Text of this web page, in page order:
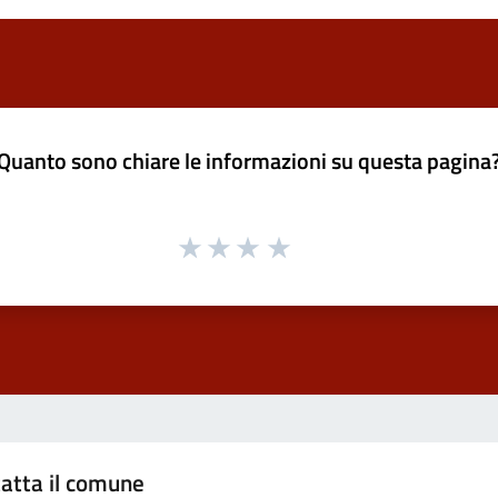
sono chiare le informazioni su questa
il comune